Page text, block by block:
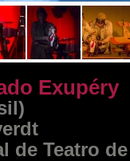
Exupéry
de Teatro